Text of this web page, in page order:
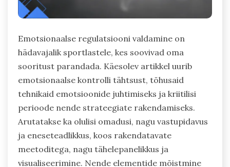
Emotsionaalse regulatsiooni valdamine on
hädavajalik sportlastele, kes soovivad oma
sooritust parandada. Käesolev artikkel uurib
emotsionaalse kontrolli tähtsust, tõhusaid
tehnikaid emotsioonide juhtimiseks ja kriitilisi
perioode nende strateegiate rakendamiseks.
Arutatakse ka olulisi omadusi, nagu vastupidavus
ja eneseteadlikkus, koos rakendatavate
meetoditega, nagu tähelepanelikkus ja
visualiseerimine. Nende elementide mõistmine